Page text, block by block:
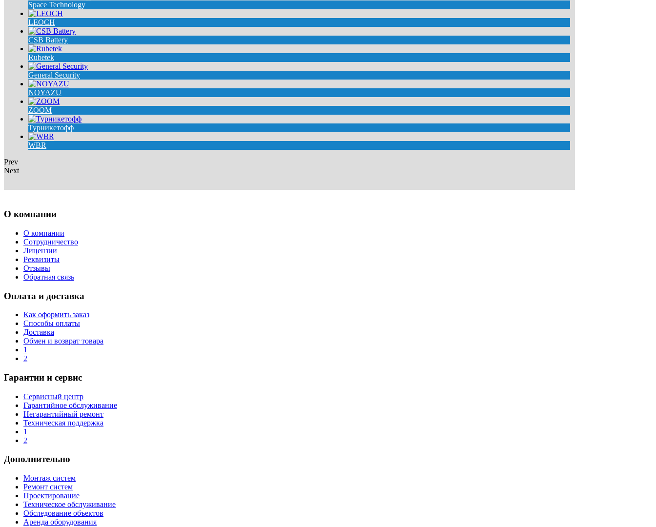
Space Technology
LEOCH
CSB Battery
Rubetek
General Security
NOYAZU
ZOOM
Турникетофф
WBR
Prev
Next
О компании
О компании
Сотрудничество
Лицензии
Реквизиты
Отзывы
Обратная связь
Оплата и доставка
Как оформить заказ
Способы оплаты
Доставка
Обмен и возврат товара
1
2
Гарантии и сервис
Сервисный центр
Гарантийное обслуживание
Негарантийный ремонт
Техническая поддержка
1
2
Дополнительно
Монтаж систем
Ремонт систем
Проектирование
Техническое обслуживание
Обследование объектов
Аренда оборудования